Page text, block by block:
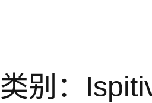
类别：